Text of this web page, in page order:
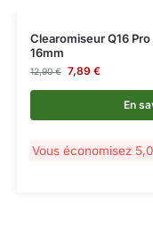
Clearomiseur Q16
16mm
12,90€ 7,89 €
En
Vous économisez